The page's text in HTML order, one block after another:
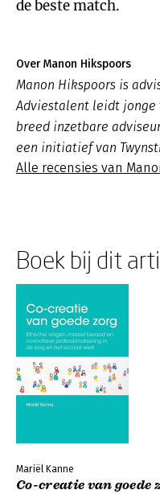
de beste match.
Over Manon Hikspoors
Manon Hikspoors is
Adviestalent leidt
breed inzetbare
een initiatief van
Alle recensies van
Boek bij dit
Mariël Kanne
Co-creatie van goede